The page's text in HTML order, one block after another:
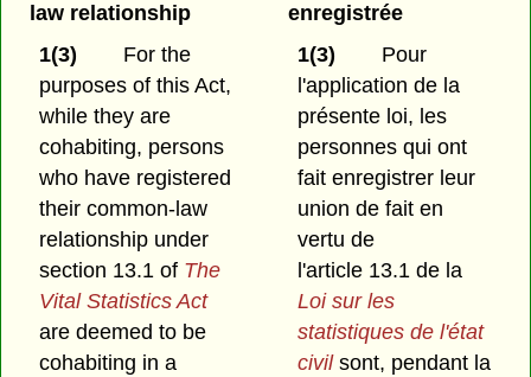
law relationship
1(3)
For the
purposes of this Act,
while they are
cohabiting, persons
who have registered
their common-law
relationship under
section 13.1 of The
Vital Statistics Act
are deemed to be
cohabiting in a
enregistrée
1(3)
Pour
l'application de la
présente loi, les
personnes qui ont
fait enregistrer leur
union de fait en
vertu de
l'article 13.1 de la
Loi sur les
statistiques de l'état
civilsont, pendant la